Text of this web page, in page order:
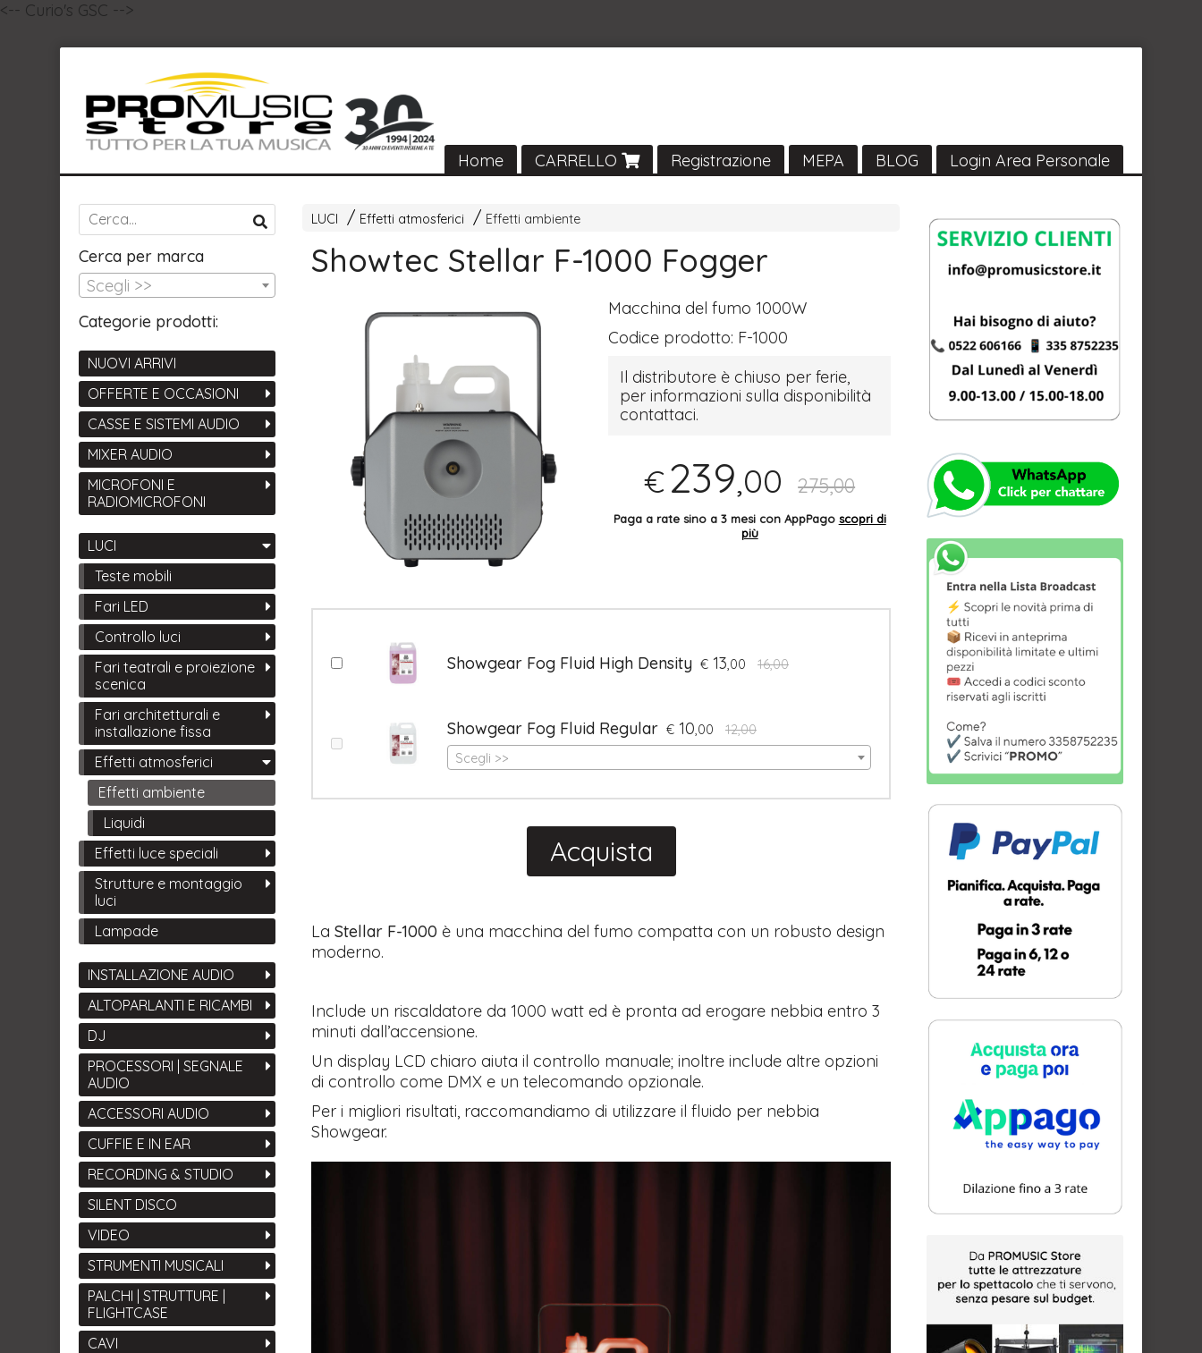
<-- Curio's GSC -->
Home CARRELLO Registrazione MEPA BLOG Login Area Personale
LUCI Effetti atmosferici Effetti ambiente
Showtec Stellar F-1000 Fogger
Macchina del fumo 1000W
Codice prodotto: F-1000
Il distributore è chiuso per ferie,
per informazioni sulla disponibilità
contattaci.
€239,00 275,00
Paga a rate sino a 3 mesi con AppPago scopri di
più
Showgear Fog Fluid High Density € 13,00 16,00
Showgear Fog Fluid Regular € 10,00
12,00
Scegli >>
Acquista
​La Stellar F-1000è una macchina del fumo compatta con un robusto design
moderno.
Include un riscaldatore da 1000 watt ed è pronta ad erogare nebbia entro 3
minuti dall’accensione.
Un display LCD chiaro aiuta il controllo manuale; inoltre include altre opzioni
di controllo come DMX e un telecomando opzionale.
Per i migliori risultati, raccomandiamo di utilizzare il fluido per nebbia
Showgear.
Cerca per marca
Scegli >>
Categorie prodotti:
NUOVI ARRIVI
OFFERTE E OCCASIONI
CASSE E SISTEMI AUDIO
MIXER AUDIO
MICROFONI E
RADIOMICROFONI
LUCI
Teste mobili
Fari LED
Controllo luci
Fari teatrali e proiezione
scenica
Fari architetturali e
installazione fissa
Effetti atmosferici
Effetti ambiente
Liquidi
Effetti luce speciali
Strutture e montaggio
luci
Lampade
INSTALLAZIONE AUDIO
ALTOPARLANTI E RICAMBI
DJ
PROCESSORI | SEGNALE
AUDIO
ACCESSORI AUDIO
CUFFIE E IN EAR
RECORDING & STUDIO
SILENT DISCO
VIDEO
STRUMENTI MUSICALI
PALCHI | STRUTTURE |
FLIGHTCASE
CAVI